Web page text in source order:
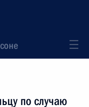
по случаю